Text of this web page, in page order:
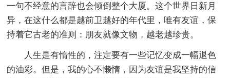
一句不经意的言辞也会倾倒整个大厦。这个世界日新月
异，在这什么都是越前卫越好的年代里，唯有友谊，保
持着它古老的准则：朋友就像文物，越老越珍贵。
人生是有惰性的，注定要有一些记忆变成一幅退色
的油彩。但是，我的心不懒惰，因为友谊是我坚持的信